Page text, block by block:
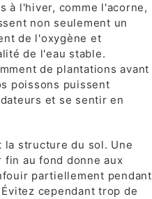
à l'hiver, comme l'acorne,
non seulement un
de l'oxygène et
de l'eau stable.
de plantations avant
poissons puissent
et se sentir en
la structure du sol. Une
fin au fond donne aux
partiellement pendant
cependant trop de